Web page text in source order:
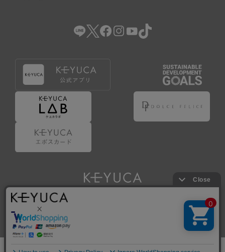
Copyright © KAWAJUN Co., Ltd. All Rights Reserved.